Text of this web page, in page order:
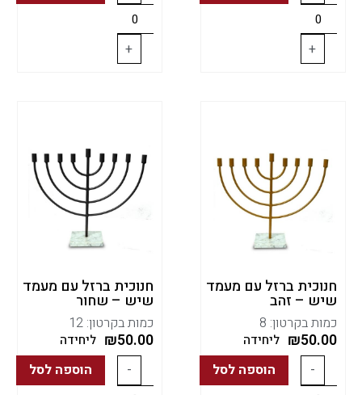
+
+
חנוכית ברזל עם מעמד
שיש – זהב
כמות בקרטון: 8
₪50.00 ליחידה
- הוספה לסל
חנוכית ברזל עם מעמד
שיש – שחור
כמות בקרטון: 12
₪50.00 ליחידה
- הוספה לסל